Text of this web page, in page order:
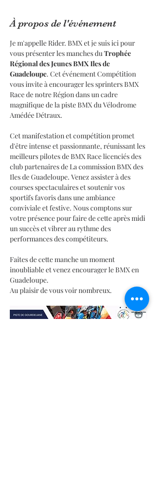
À propos de l'événement
Je m'appelle Rider. BMX et je suis ici pour
vous présenter les manches du Trophée
Régional des Jeunes BMX Iles de
Guadeloupe. Cet événement Compétition
vous invite à encourager les sprinters BMX
Race de notre Région dans un cadre
magnifique de la piste BMX du Vélodrome
Amédée Détraux.
Cet manifestation et compétition promet
d'être intense et passionnante, réunissant les
meilleurs pilotes de BMX Race licenciés des
club partenaires de La commission BMX des
Iles de Guadeloupe. Venez assister à des
courses spectaculaires et soutenir vos
sportifs favoris dans une ambiance
conviviale et festive. Nous comptons sur
votre présence pour faire de cette après midi
un succès et vibrer au rythme des
performances des compétiteurs.
Faites de cette manche un moment
inoubliable et venez encourager le BMX en
Guadeloupe.
Au plaisir de vous voir nombreux.